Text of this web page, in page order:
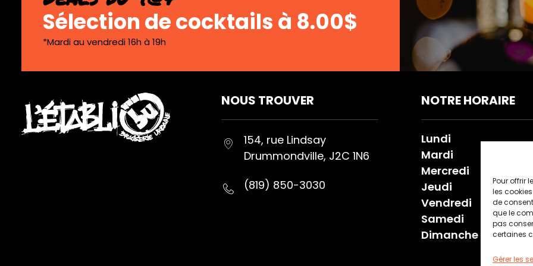
Pour offrir
les
de
que le
pas
certaines
Gérer les
Sélection de cocktails à 8.00$
*Mardi au vendredi 16h à 19h
NOUS TROUVER
154, rue Lindsay
Drummondville, J2C 1N6
(819) 850-3030
NOTRE HORAIRE
Lundi
Mardi
Mercredi
Jeudi
Vendredi
Samedi
Dimanche